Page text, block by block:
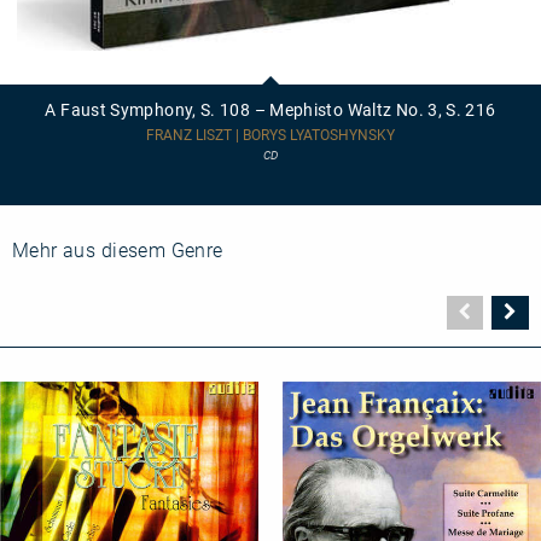
No.
S.
216
A Faust Symphony, S. 108 – Mephisto Waltz No. 3, S. 216
FRANZ LISZT | BORYS LYATOSHYNSKY
CD
Mehr aus diesem Genre
Seite